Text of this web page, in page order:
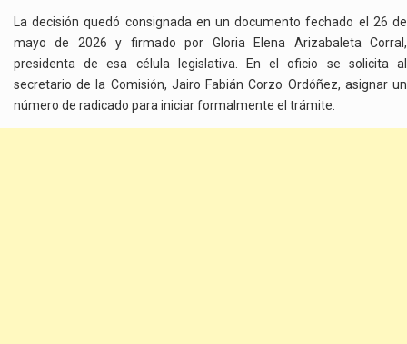
La decisión quedó consignada en un documento fechado el 26 de
mayo de 2026 y firmado por Gloria Elena Arizabaleta Corral,
presidenta de esa célula legislativa. En el oficio se solicita al
secretario de la Comisión, Jairo Fabián Corzo Ordóñez, asignar un
número de radicado para iniciar formalmente el trámite.